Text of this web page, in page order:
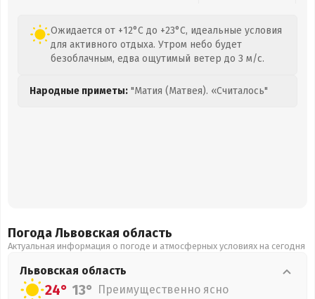
Ожидается от +12°C до +23°C, идеальные условия
для активного отдыха. Утром небо будет
безоблачным, едва ощутимый ветер до 3 м/с.
Народные приметы: "Матия (Матвея). «Считалось"
Погода Львовская область
Актуальная информация о погоде и атмосферных условиях на сегодня
Львовская область
24° 13° Преимущественно ясно